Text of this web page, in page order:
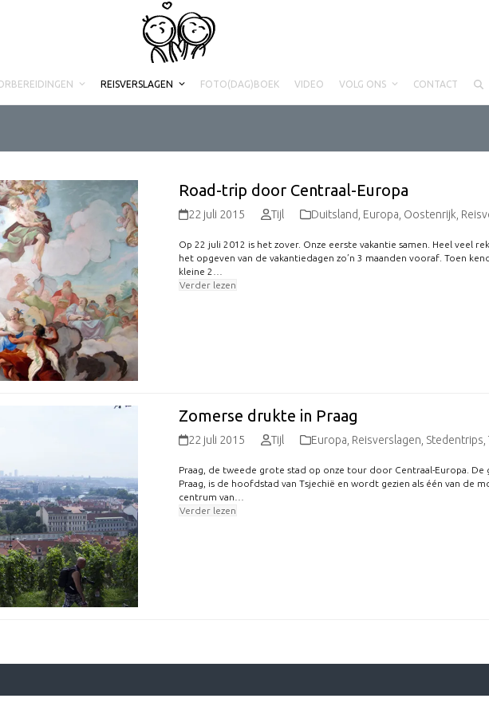
REISVERSLAGEN FOTO(DAG)BOEK VIDEO VOLG ONS CONTACT
Road-trip door Centraal-Europa
22 juli 2015 Tijl Duitsland Europa Oostenrijk
Op 22 juli 2012 is het zover. Onze eerste vakantie samen. Heel veel
het opgeven van de vakantiedagen zo’n 3 maanden vooraf. Toen
kleine 2…
Verder lezen
Zomerse drukte in Praag
22 juli 2015 Tijl Europa, Reisverslagen, Stedentrips,
Praag, de tweede grote stad op onze tour door Centraal-Europa. De
Praag, is de hoofdstad van Tsjechië en wordt gezien als één van de
centrum van…
Verder lezen